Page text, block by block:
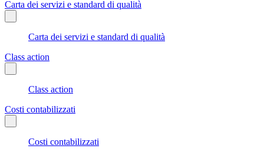
Carta dei servizi e standard di qualità
Carta dei servizi e standard di qualità
Class action
Class action
Costi contabilizzati
Costi contabilizzati